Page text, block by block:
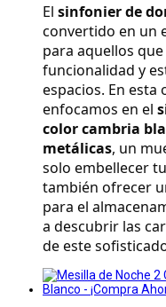
El sinfonier de
convertido en un
para aquellos
funcionalidad y
espacios. En esta
enfocamos en el
color cambria
metálicas, un
solo embellecer
también ofrecer
para el
a descubrir las
de este